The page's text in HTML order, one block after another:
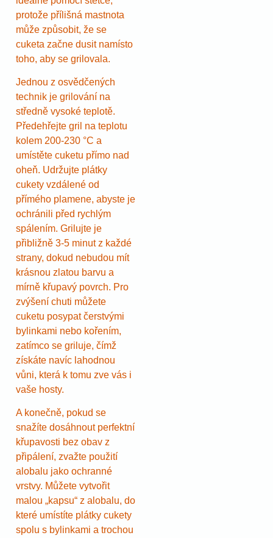
protože přílišná mastnota
může způsobit, že se
cuketa začne dusit namísto
toho, aby se grilovala.
Jednou z osvědčených
technik je grilování na
středně vysoké teplotě.
Předehřejte gril na teplotu
kolem 200-230 °C a
umístěte cuketu přímo nad
oheň. Udržujte plátky
cukety vzdálené od
přímého plamene, abyste je
ochránili před rychlým
spálením. Grilujte je
přibližně 3-5 minut z každé
strany, dokud nebudou mít
krásnou zlatou barvu a
mírně křupavý povrch. Pro
zvýšení chuti můžete
cuketu posypat čerstvými
bylinkami nebo kořením,
zatímco se griluje, čímž
získáte navíc lahodnou
vůni, která k tomu zve vás i
vaše hosty.
A konečně, pokud se
snažíte dosáhnout perfektní
křupavosti bez obav z
připálení, zvažte použití
alobalu jako ochranné
vrstvy. Můžete vytvořit
malou „kapsu“ z alobalu, do
které umístíte plátky cukety
spolu s bylinkami a trochou